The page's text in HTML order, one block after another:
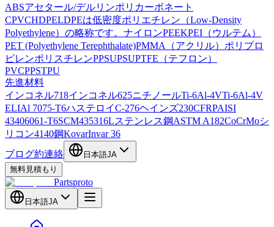
ABSアセタール/デルリンポリカーボネート
CPVCHDPELDPEは低密度ポリエチレン（Low-Density
Polyethylene）の略称です。 ナイロンPEEKPEI（ウルテム）
PET (Polyethylene Terephthalate)PMMA（アクリル） ポリプロ
ピレンポリスチレンPPSUPSUPTFE（テフロン）
PVCPPSTPU
先進材料
インコネル718インコネル625ニチノールTi-6Al-4VTi-6Al-4V
ELIAl 7075-T6ハステロイC-276ヘインズ230CFRPAISI
43406061-T6SCM435316Lステンレス鋼ASTM A182CoCrMoシ
リコン4140鋼KovarInvar 36
ブログ約連絡 日本語JA
無料見積もり
Partsproto
日本語JA